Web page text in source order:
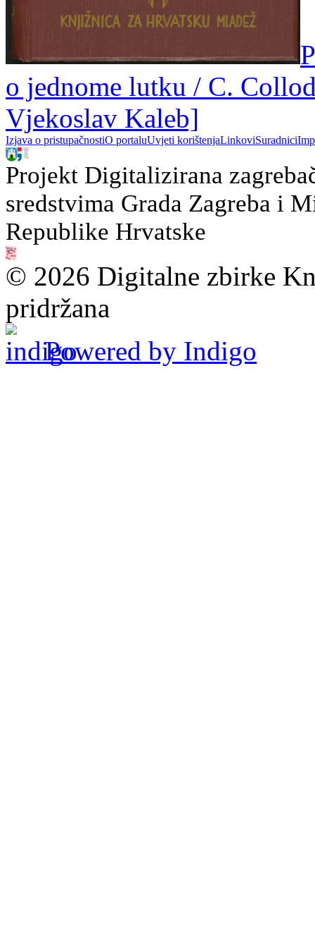
o jednome lutku / C.
Vjekoslav Kaleb]
Izjava o pristupačnostiO portaluUvjeti korištenjaLinkoviSuradnici
Projekt Digitalizirana
sredstvima Grada Zagreba i
Republike Hrvatske
© 2026 Digitalne zbirke
pridržana
Powered by Indigo